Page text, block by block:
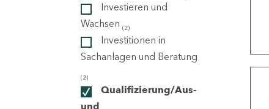
Investieren und
Wachsen (2)
Investitionen in
Sachanlagen und Beratung
(2)
Qualifizierung/Aus-
und